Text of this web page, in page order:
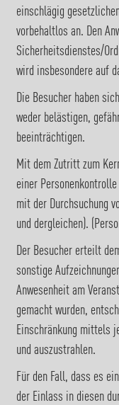
einschlägig
vorbehaltlos an. Den
Sicherheitsdienstes/
wird insbesondere auf
Die Besucher haben
weder belästigen,
beeinträchtigen.
Mit dem Zutritt zum
einer
mit der Durchsuchung
und dergleichen).
Der Besucher erteilt
sonstige
Anwesenheit am
gemacht wurden,
Einschränkung mittels
und auszustrahlen.
Für den Fall, dass es
der Einlass in diesen